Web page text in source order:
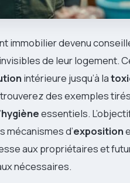
immobilier devenu
de leur logement.
intérieure jusqu’à la
des exemples
hygièneessentiels.
mécanismes d’exposition
aux propriétaires et
nécessaires.